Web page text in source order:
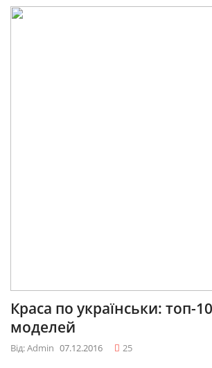
Краса по українськи: топ-
моделей
Від: Admin 07.12.2016 25